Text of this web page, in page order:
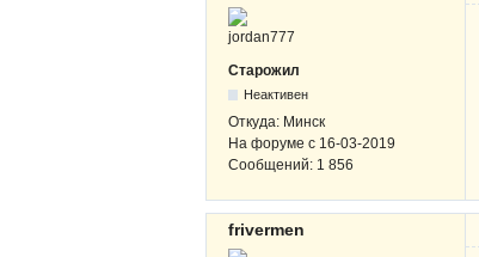
Старожил
Неактивен
Откуда: Минск
На форуме с 16-03-2019
Сообщений: 1 856
frivermen